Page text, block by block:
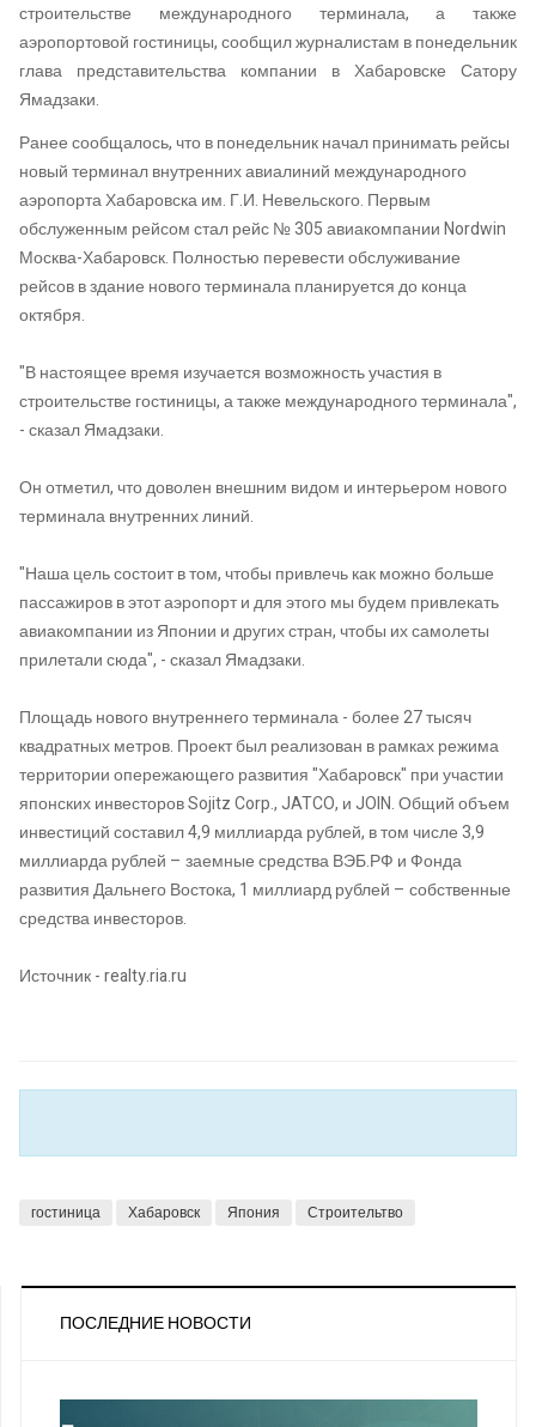
строительстве международного терминала, а также
аэропортовой гостиницы, сообщил журналистам в понедельник
глава представительства компании в Хабаровске Сатору
Ямадзаки.
Ранее сообщалось, что в понедельник начал принимать рейсы
новый терминал внутренних авиалиний международного
аэропорта Хабаровска им. Г.И. Невельского. Первым
обслуженным рейсом стал рейс № 305 авиакомпании Nordwin
Москва-Хабаровск. Полностью перевести обслуживание
рейсов в здание нового терминала планируется до конца
октября.
"В настоящее время изучается возможность участия в
строительстве гостиницы, а также международного терминала",
- сказал Ямадзаки.
Он отметил, что доволен внешним видом и интерьером нового
терминала внутренних линий.
"Наша цель состоит в том, чтобы привлечь как можно больше
пассажиров в этот аэропорт и для этого мы будем привлекать
авиакомпании из Японии и других стран, чтобы их самолеты
прилетали сюда", - сказал Ямадзаки.
Площадь нового внутреннего терминала - более 27 тысяч
квадратных метров. Проект был реализован в рамках режима
территории опережающего развития "Хабаровск" при участии
японских инвесторов Sojitz Corp., JATCO, и JOIN. Общий объем
инвестиций составил 4,9 миллиарда рублей, в том числе 3,9
миллиарда рублей – заемные средства ВЭБ.РФ и Фонда
развития Дальнего Востока, 1 миллиард рублей – собственные
средства инвесторов.
Источник - realty.ria.ru
гостиница Хабаровск Япония Строительтво
ПОСЛЕДНИЕ НОВОСТИ